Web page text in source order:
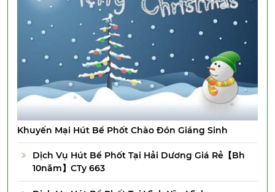
Khuyến Mại Hút Bể Phốt Chào Đón Giáng Sinh
Dịch Vụ Hút Bể Phốt Tại Hải Dương Giá Rẻ【Bh
10năm】CTy 663